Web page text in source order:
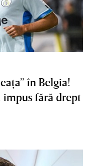
în Belgia!
fără drept